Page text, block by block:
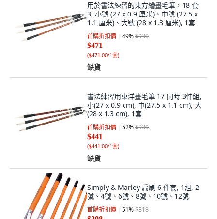
用於書法練習的東方繪畫毛筆，18 套
3, 小號 (27 x 0.9 厘米)、中號 (27.5 x
1.1 厘米)、大號 (28 x 1.3 厘米), 1套
首購折扣價 49%$930
$471
($471.00/1套)
缺貨
書法練習用東洋畫毛筆 17 同時 3件組,
小(27 x 0.9 cm), 中(27.5 x 1.1 cm), 大
(28 x 1.3 cm), 1套
首購折扣價 52%$930
$441
($441.00/1套)
缺貨
Simply & Marley 扁刷 6 件套, 1組, 2
號、4號、6號、8號、10號、12號
首購折扣價 51%$818